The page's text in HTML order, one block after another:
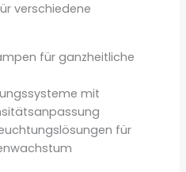
verschiedene
für ganzheitliche
mit
für